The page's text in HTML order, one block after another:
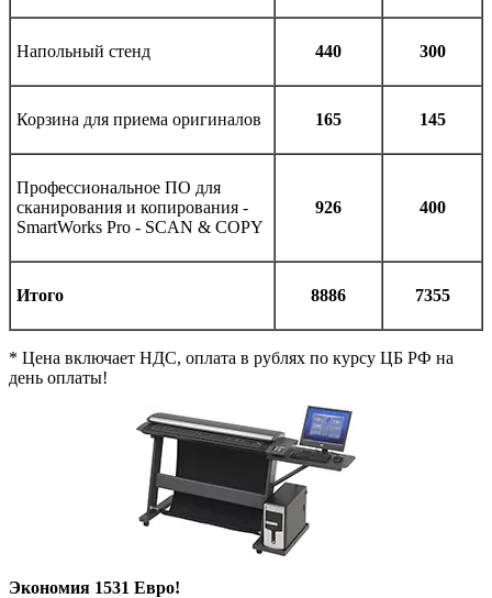
Напольный стенд 440 300
Корзина для приема оригиналов 165 145
Профессиональное ПО для
сканирования и копирования -
SmartWorks Pro - SCAN & COPY
926 400
Итого 8886 7355
* Цена включает НДС, оплата в рублях по курсу ЦБ РФ на
день оплаты!
Экономия 1531 Евро!